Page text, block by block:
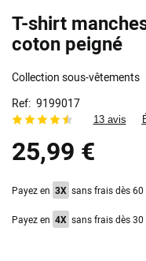
T-shirt
coton peigné
Collection sous-vêtements
Ref 9199017
13 avis
25,99 €
Payez en 3X sans frais dès 60
Payez en 4X sans frais dès 30